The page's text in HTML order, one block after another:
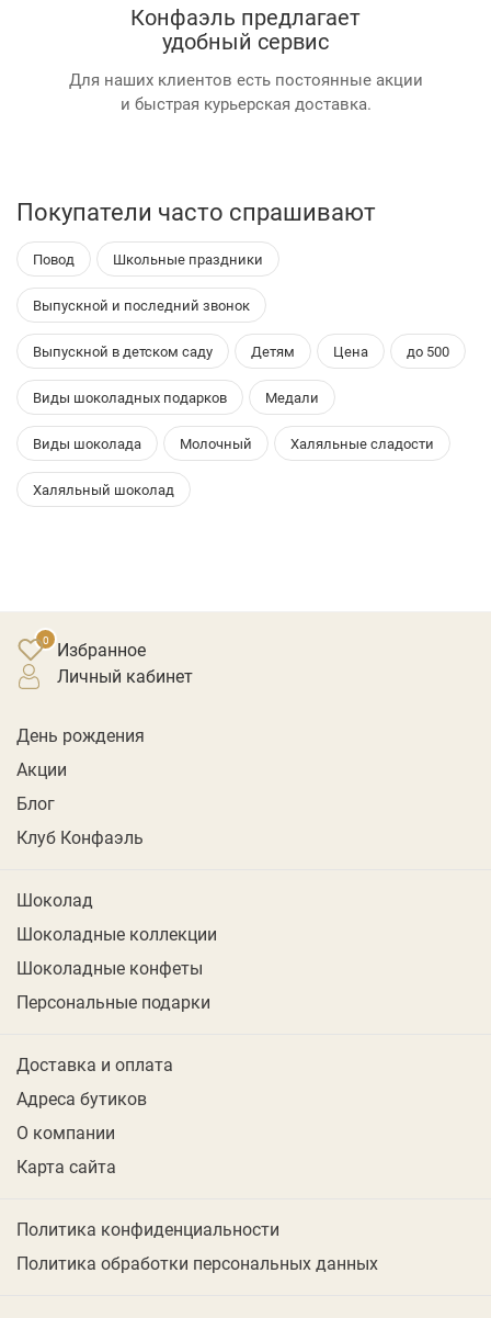
Конфаэль предлагает
удобный сервис
Для наших клиентов есть постоянные акции
и быстрая курьерская доставка.
Покупатели часто спрашивают
Повод Школьные праздники
Выпускной и последний звонок
Выпускной в детском саду Детям Цена до 500
Виды шоколадных подарков Медали
Виды шоколада Молочный Халяльные сладости
Халяльный шоколад
Избранное
личный кабинет
День рождения
Акции
Блог
Клуб Конфаэль
Шоколад
Шоколадные коллекции
Шоколадные конфеты
Персональные подарки
Доставка и оплата
Адреса бутиков
О компании
Карта сайта
Политика конфиденциальности
Политика обработки персональных данных